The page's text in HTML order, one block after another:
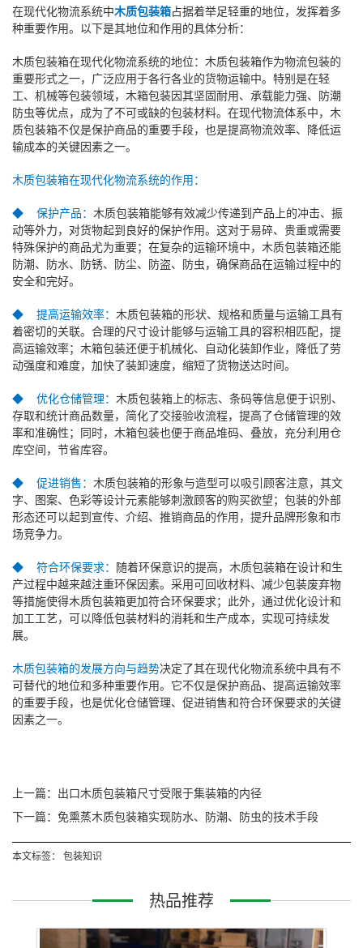
在现代化物流系统中木质包装箱占据着举足轻重的地位，发挥着多
种重要作用。以下是其地位和作用的具体分析：
木质包装箱在现代化物流系统的地位：木质包装箱作为物流包装的
重要形式之一，广泛应用于各行各业的货物运输中。特别是在轻
工、机械等包装领域，木箱包装因其坚固耐用、承载能力强、防潮
防虫等优点，成为了不可或缺的包装材料。在现代物流体系中，木
质包装箱不仅是保护商品的重要手段，也是提高物流效率、降低运
输成本的关键因素之一。
木质包装箱在现代化物流系统的作用：
◆ 保护产品： 木质包装箱能够有效减少传递到产品上的冲击、振
动等外力，对货物起到良好的保护作用。这对于易碎、贵重或需要
特殊保护的商品尤为重要；在复杂的运输环境中，木质包装箱还能
防潮、防水、防锈、防尘、防盗、防虫，确保商品在运输过程中的
安全和完好。
◆ 提高运输效率： 木质包装箱的形状、规格和质量与运输工具有
着密切的关联。合理的尺寸设计能够与运输工具的容积相匹配，提
高运输效率；木箱包装还便于机械化、自动化装卸作业，降低了劳
动强度和难度，加快了装卸速度，缩短了货物送达时间。
◆ 优化仓储管理： 木质包装箱上的标志、条码等信息便于识别、
存取和统计商品数量，简化了交接验收流程，提高了仓储管理的效
率和准确性；同时，木箱包装也便于商品堆码、叠放，充分利用仓
库空间，节省库容。
◆ 促进销售： 木质包装箱的形象与造型可以吸引顾客注意，其文
字、图案、色彩等设计元素能够刺激顾客的购买欲望；包装的外部
形态还可以起到宣传、介绍、推销商品的作用，提升品牌形象和市
场竞争力。
◆ 符合环保要求： 随着环保意识的提高，木质包装箱在设计和生
产过程中越来越注重环保因素。采用可回收材料、减少包装废弃物
等措施使得木质包装箱更加符合环保要求；此外，通过优化设计和
加工工艺，可以降低包装材料的消耗和生产成本，实现可持续发
展。
木质包装箱的发展方向与趋势决定了其在现代化物流系统中具有不
可替代的地位和多种重要作用。它不仅是保护商品、提高运输效率
的重要手段，也是优化仓储管理、促进销售和符合环保要求的关键
因素之一。
上一篇：出口木质包装箱尺寸受限于集装箱的内径
下一篇：免熏蒸木质包装箱实现防水、防潮、防虫的技术手段
本文标签： 包装知识
热品推荐